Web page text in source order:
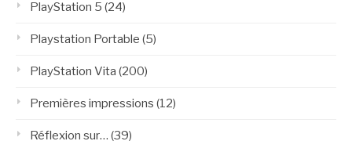
PlayStation 5 (24)
Playstation Portable (5)
PlayStation Vita (200)
Premières impressions (12)
Réflexion sur… (39)